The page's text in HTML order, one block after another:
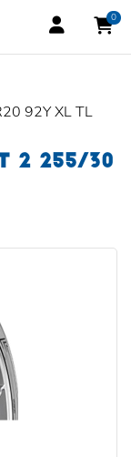
0
92Y XL TL
2 255/30